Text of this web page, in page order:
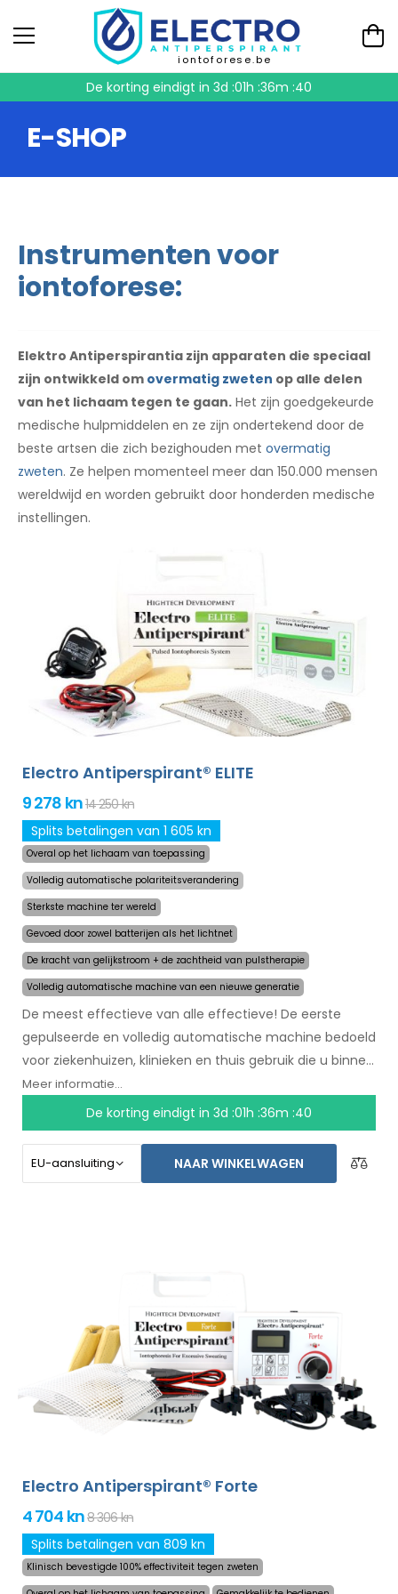
iontoforese.be
De korting eindigt in3d :01h :36m :39
E-SHOP
Instrumenten voor
iontoforese:
Elektro Antiperspirantia zijn apparaten die speciaal
zijn ontwikkeld om overmatig zweten op alle delen
van het lichaam tegen te gaan. Het zijn goedgekeurde
medische hulpmiddelen en ze zijn ondertekend door de
beste artsen die zich bezighouden met overmatig
zweten. Ze helpen momenteel meer dan 150.000 mensen
wereldwijd en worden gebruikt door honderden medische
instellingen.
Electro Antiperspirant® ELITE
9 278 kn14 250 kn
Splits betalingen van 1 605 kn
Overal op het lichaam van toepassing
Volledig automatische polariteitsverandering
Sterkste machine ter wereld
Gevoed door zowel batterijen als het lichtnet
De kracht van gelijkstroom + de zachtheid van pulstherapie
Volledig automatische machine van een nieuwe generatie
De meest effectieve van alle effectieve! De eerste
gepulseerde en volledig automatische machine bedoeld
voor ziekenhuizen, klinieken en thuis gebruik die u binnen
een paar maanden zal helpen met het stoppen van
zweten. In het begin van de behandeling selecteert u
simpelweg het gebied waar u overmatig zweet en de
technologie kunnen gevoelige lichaamsdelen worden
standaardpakket) te verhelpen. Met additionele
adapters kunt u ook het voorhoofd, hoofdhuid, buik, rug,
billen, borst en andere lichaamsdelen succesvol,
langdurig behandelen. Niet-goed-geld-terug garantie in
geval van ontevredenheid en gratis express verzending
Meer informatie...
De korting eindigt in3d :01h :36m :39
NAAR WINKELWAGEN
Electro Antiperspirant® Forte
4 704 kn8 306 kn
Splits betalingen van 809 kn
Klinisch bevestigde 100% effectiviteit tegen zweten